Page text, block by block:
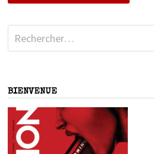
Rechercher :
BIENVENUE